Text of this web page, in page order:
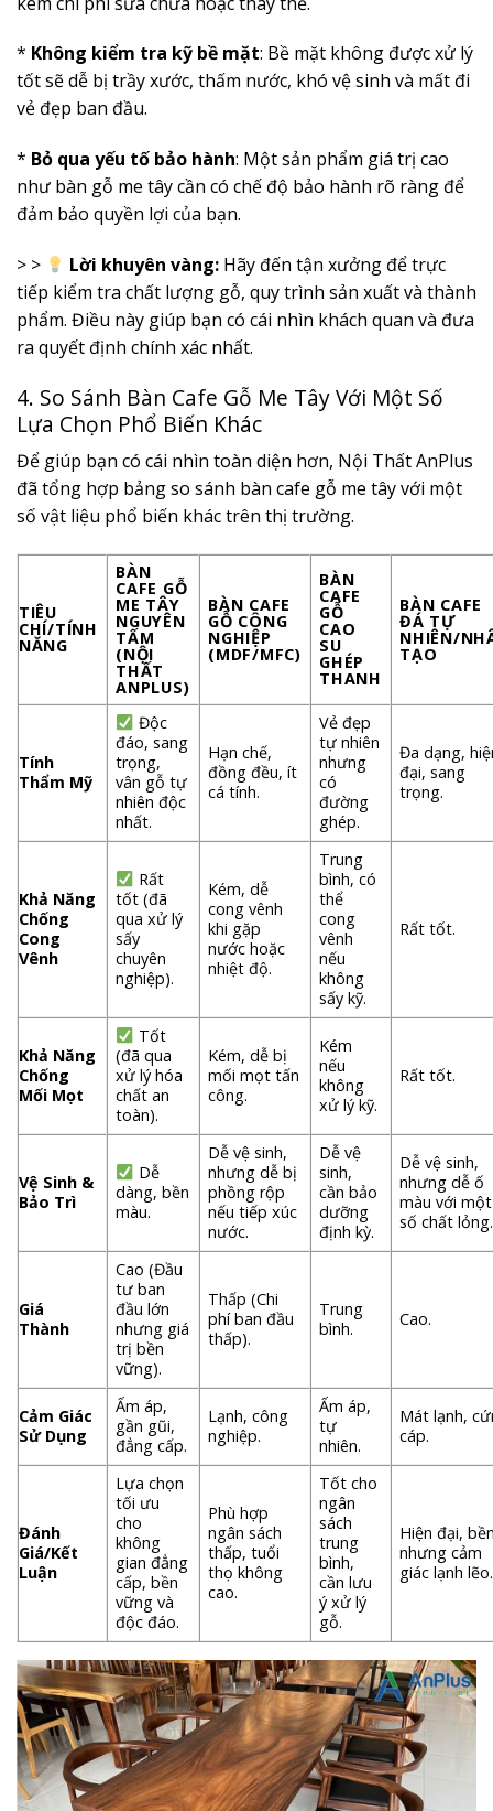
* Không kiểm tra kỹ bề mặt: Bề mặt không được xử lý
tốt sẽ dễ bị trầy xước, thấm nước, khó vệ sinh và mất đi
vẻ đẹp ban đầu.
* Bỏ qua yếu tố bảo hành: Một sản phẩm giá trị cao
như bàn gỗ me tây cần có chế độ bảo hành rõ ràng để
đảm bảo quyền lợi của bạn.
> > Lời khuyên vàng: Hãy đến tận xưởng để trực
tiếp kiểm tra chất lượng gỗ, quy trình sản xuất và thành
phẩm. Điều này giúp bạn có cái nhìn khách quan và đưa
ra quyết định chính xác nhất.
4. So Sánh Bàn Cafe Gỗ Me Tây Với Một Số
Lựa Chọn Phổ Biến Khác
Để giúp bạn có cái nhìn toàn diện hơn, Nội Thất AnPlus
đã tổng hợp bảng so sánh bàn cafe gỗ me tây với một
số vật liệu phổ biến khác trên thị trường.
TIÊU
CHÍ/TÍNH
NĂNG
BÀN
CAFE GỖ
ME TÂY
NGUYÊN
TẤM
(NỘI
THẤT
ANPLUS)
BÀN CAFE
GỖ CÔNG
NGHIỆP
(MDF/MFC)
BÀN
CAFE
GỖ
CAO
SU
GHÉP
THANH
BÀN CAFE
ĐÁ TỰ
NHIÊN/
TẠO
Tính
Thẩm Mỹ
Độc
đáo, sang
trọng,
vân gỗ tự
nhiên độc
nhất.
Hạn chế,
đồng đều, ít
cá tính.
Vẻ đẹp
tự nhiên
nhưng
có
đường
ghép.
Đa dạng,
đại, sang
trọng.
Khả Năng
Chống
Cong
Vênh
Rất
tốt (đã
qua xử lý
sấy
chuyên
nghiệp).
Kém, dễ
cong vênh
khi gặp
nước hoặc
nhiệt độ.
Trung
bình, có
thể
cong
vênh
nếu
không
sấy kỹ.
Rất tốt.
Khả Năng
Chống
Mối Mọt
Tốt
(đã qua
xử lý hóa
chất an
toàn).
Kém, dễ bị
mối mọt tấn
công.
Kém
nếu
không
xử lý kỹ.
Rất tốt.
Vệ Sinh &
Bảo Trì
Dễ
dàng, bền
màu.
Dễ vệ sinh,
nhưng dễ bị
phồng rộp
nếu tiếp xúc
nước.
Dễ vệ
sinh,
cần bảo
dưỡng
định kỳ.
Dễ vệ sinh,
nhưng dễ ố
màu với một
số chất lỏng.
Giá
Thành
Cao (Đầu
tư ban
đầu lớn
nhưng giá
trị bền
vững).
Thấp (Chi
phí ban đầu
thấp).
Trung
bình.
Cao.
Cảm Giác
Sử Dụng
Ấm áp,
gần gũi,
đẳng cấp.
Lạnh, công
nghiệp.
Ấm áp,
tự
nhiên.
Mát lạnh,
cáp.
Đánh
Giá/Kết
Luận
Lựa chọn
tối ưu
cho
không
gian đẳng
cấp, bền
vững và
độc đáo.
Phù hợp
ngân sách
thấp, tuổi
thọ không
cao.
Tốt cho
ngân
sách
trung
bình,
cần lưu
ý xử lý
gỗ.
Hiện đại,
nhưng cảm
giác lạnh lẽo.